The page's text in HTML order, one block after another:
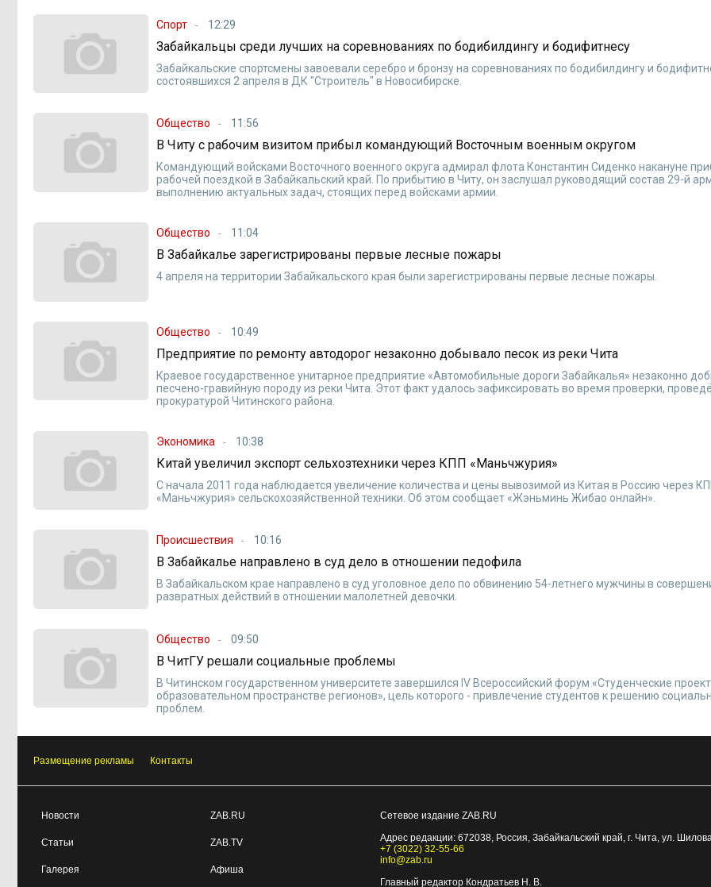
Спорт 12:29
Забайкальцы среди лучших на соревнованиях по бодибилдингу и бодифитнесу
Забайкальские спортсмены завоевали серебро и бронзу на соревнованиях по бодибилдингу и
состоявшихся 2 апреля в ДК "Строитель" в Новосибирске.
Общество 11:56
В Читу с рабочим визитом прибыл командующий Восточным военным округом
Командующий войсками Восточного военного округа адмирал флота Константин Сиденко накануне
рабочей поездкой в Забайкальский край. По прибытию в Читу, он заслушал руководящий состав 29-й
выполнению актуальных задач, стоящих перед войсками армии.
Общество 11:04
В Забайкалье зарегистрированы первые лесные пожары
4 апреля на территории Забайкальского края были зарегистрированы первые лесные пожары.
Общество 10:49
Предприятие по ремонту автодорог незаконно добывало песок из реки Чита
Краевое государственное унитарное предприятие «Автомобильные дороги Забайкалья» незаконно
песчено-гравийную породу из реки Чита. Этот факт удалось зафиксировать во время проверки,
прокуратурой Читинского района.
Экономика 10:38
Китай увеличил экспорт сельхозтехники через КПП «Маньчжурия»
С начала 2011 года наблюдается увеличение количества и цены вывозимой из Китая в Россию через
«Маньчжурия» сельскохозяйственной техники. Об этом сообщает «Жэньминь Жибао онлайн».
Происшествия 10:16
В Забайкалье направлено в суд дело в отношении педофила
В Забайкальском крае направлено в суд уголовное дело по обвинению 54-летнего мужчины в
развратных действий в отношении малолетней девочки.
Общество 09:50
В ЧитГУ решали социальные проблемы
В Читинском государственном университете завершился IV Всероссийский форум «Студенческие
образовательном пространстве регионов», цель которого - привлечение студентов к решению
проблем.
Размещение рекламы Контакты
Новости
Статьи
Галерея
ZAB.RU
ZAB.TV
Афиша
Сетевое издание ZAB.RU
Адрес редакции: 672038, Россия, Забайкальский край, г. Чита ул.
+7 (3022) 32-55-66
info@zab.ru
Главный редактор Кондратьев Н. В.